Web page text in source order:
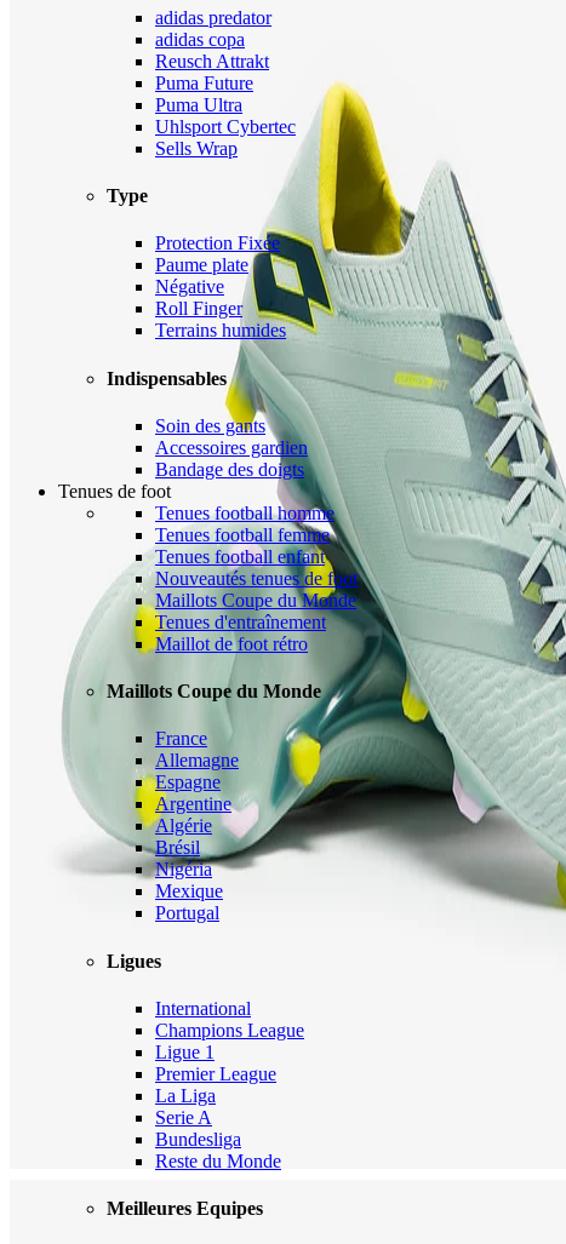
adidas predator
adidas copa
Reusch Attrakt
Puma Future
Puma Ultra
Uhlsport Cybertec
Sells Wrap
Type
Protection Fixée
Paume plate
Négative
Roll Finger
Terrains humides
Indispensables
Soin des gants
Accessoires gardien
Bandage des doigts
Tenues de foot
Tenues football homme
Tenues football femme
Tenues football enfant
Nouveautés tenues de foot
Maillots Coupe du Monde
Tenues d'entraînement
Maillot de foot rétro
Maillots Coupe du Monde
France
Allemagne
Espagne
Argentine
Algérie
Brésil
Nigéria
Mexique
Portugal
Ligues
International
Champions League
Ligue 1
Premier League
La Liga
Serie A
Bundesliga
Reste du Monde
Meilleures Equipes